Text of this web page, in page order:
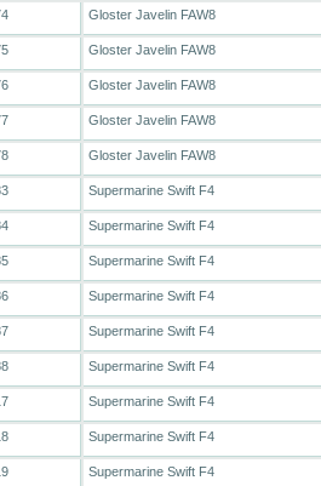
Gloster Javelin FAW8
Gloster Javelin FAW8
Gloster Javelin FAW8
Gloster Javelin FAW8
Gloster Javelin FAW8
Supermarine Swift F4
Supermarine Swift F4
Supermarine Swift F4
Supermarine Swift F4
Supermarine Swift F4
Supermarine Swift F4
Supermarine Swift F4
Supermarine Swift F4
Supermarine Swift F4